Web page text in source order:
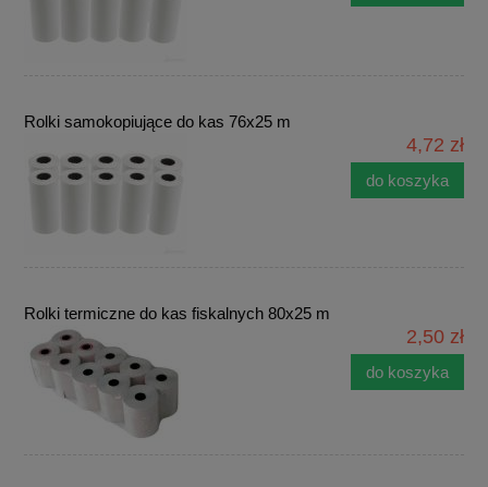
Rolki samokopiujące do kas 76x25 m
4,72 zł
do koszyka
Rolki termiczne do kas fiskalnych 80x25 m
2,50 zł
do koszyka